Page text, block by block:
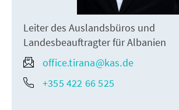
Leiter des Auslandsbüros und
Landesbeauftragter für Albanien
office.tirana@kas.de
+355 422 66 525